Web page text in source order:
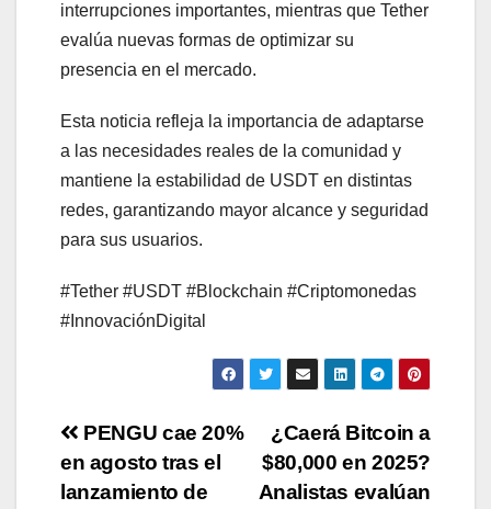
interrupciones importantes, mientras que Tether
evalúa nuevas formas de optimizar su
presencia en el mercado.
Esta noticia refleja la importancia de adaptarse
a las necesidades reales de la comunidad y
mantiene la estabilidad de USDT en distintas
redes, garantizando mayor alcance y seguridad
para sus usuarios.
#Tether #USDT #Blockchain #Criptomonedas
#InnovaciónDigital
Post
navigation
¿Caerá Bitcoin a
$80,000 en 2025?
Analistas evalúan
PENGU cae 20%
en agosto tras el
lanzamiento de